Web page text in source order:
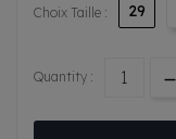
Choix Taille : 29
Quantity :